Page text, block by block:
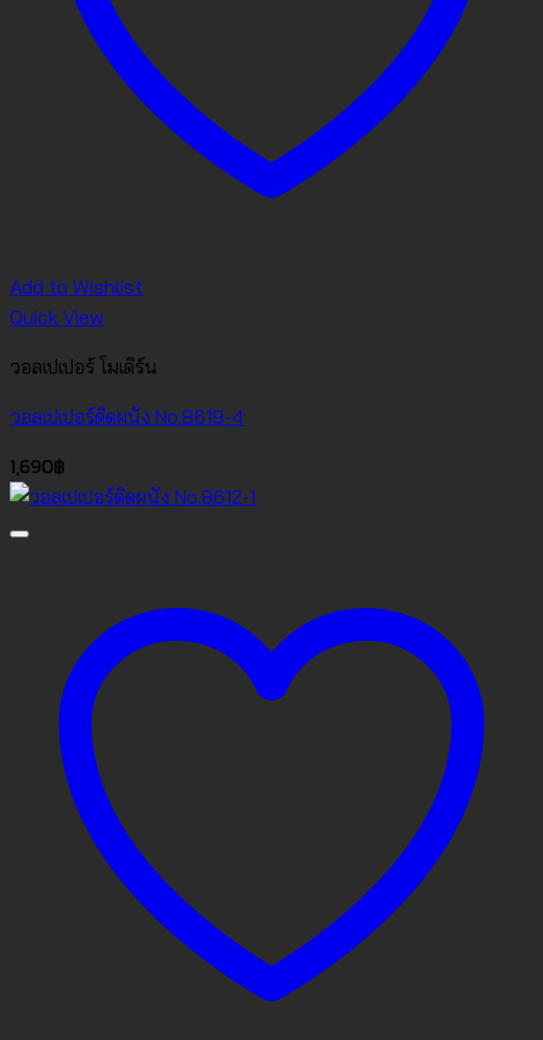
Add to Wishlist
Quick View
วอลเปเปอร์ โมเดิร์น
วอลเปเปอร์ติดผนัง No.8619-4
1,690฿